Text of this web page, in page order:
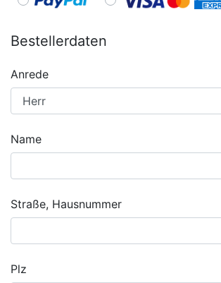
Bestellerdaten
Anrede
Name
Straße, Hausnummer
Plz